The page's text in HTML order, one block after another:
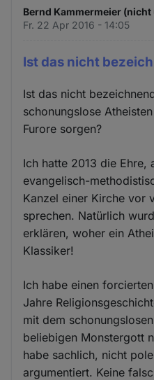
Bernd Kammermeier
Fr. 22 Apr 2016 - 14:05
Ist das nicht
Ist das nicht
schonungslose
Furore sorgen?
Ich hatte 2013 die Ehre,
evangelisch-
Kanzel einer Kirche vor
sprechen. Natürlich
erklären, woher ein
Klassiker!
Ich habe einen
Jahre
mit dem
beliebigen Monstergott
habe sachlich, nicht
argumentiert. Keine